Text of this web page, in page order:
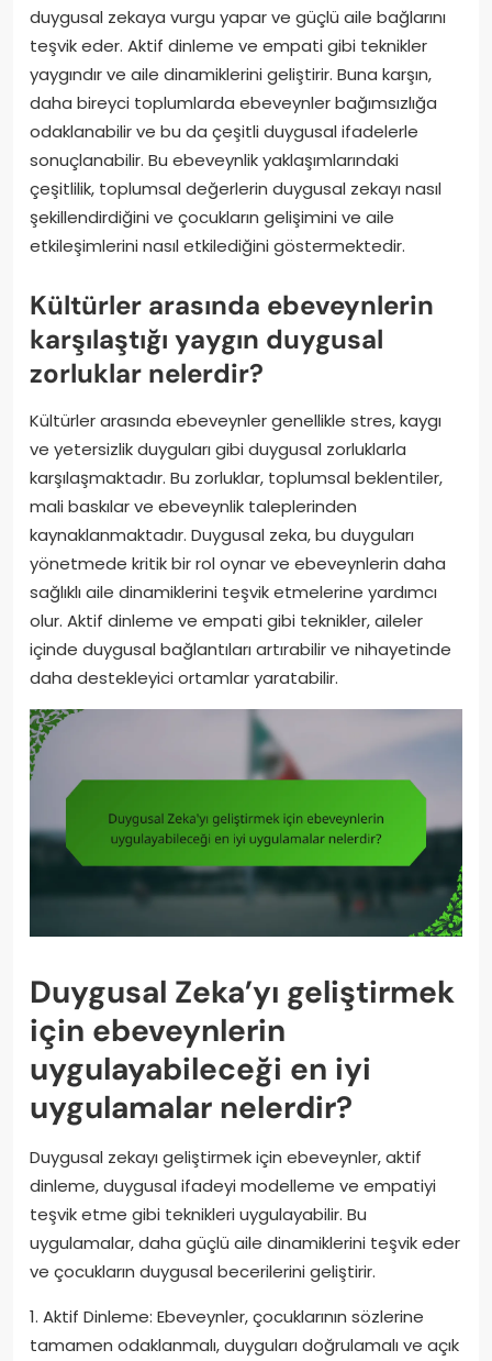
duygusal zekaya vurgu yapar ve güçlü aile bağlarını
teşvik eder. Aktif dinleme ve empati gibi teknikler
yaygındır ve aile dinamiklerini geliştirir. Buna karşın,
daha bireyci toplumlarda ebeveynler bağımsızlığa
odaklanabilir ve bu da çeşitli duygusal ifadelerle
sonuçlanabilir. Bu ebeveynlik yaklaşımlarındaki
çeşitlilik, toplumsal değerlerin duygusal zekayı nasıl
şekillendirdiğini ve çocukların gelişimini ve aile
etkileşimlerini nasıl etkilediğini göstermektedir.
Kültürler arasında ebeveynlerin
karşılaştığı yaygın duygusal
zorluklar nelerdir?
Kültürler arasında ebeveynler genellikle stres, kaygı
ve yetersizlik duyguları gibi duygusal zorluklarla
karşılaşmaktadır. Bu zorluklar, toplumsal beklentiler,
mali baskılar ve ebeveynlik taleplerinden
kaynaklanmaktadır. Duygusal zeka, bu duyguları
yönetmede kritik bir rol oynar ve ebeveynlerin daha
sağlıklı aile dinamiklerini teşvik etmelerine yardımcı
olur. Aktif dinleme ve empati gibi teknikler, aileler
içinde duygusal bağlantıları artırabilir ve nihayetinde
daha destekleyici ortamlar yaratabilir.
Duygusal Zeka’yı geliştirmek
için ebeveynlerin
uygulayabileceği en iyi
uygulamalar nelerdir?
Duygusal zekayı geliştirmek için ebeveynler, aktif
dinleme, duygusal ifadeyi modelleme ve empatiyi
teşvik etme gibi teknikleri uygulayabilir. Bu
uygulamalar, daha güçlü aile dinamiklerini teşvik eder
ve çocukların duygusal becerilerini geliştirir.
1. Aktif Dinleme: Ebeveynler, çocuklarının sözlerine
tamamen odaklanmalı, duyguları doğrulamalı ve açık